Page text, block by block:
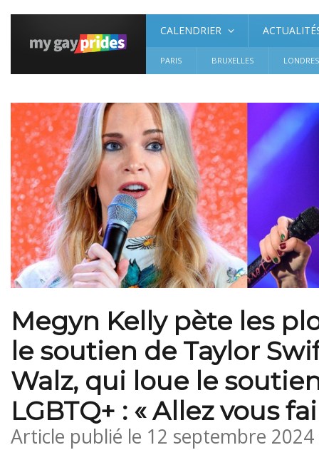
CALENDRIER
PARIS BRUXELLES LONDRES
Megyn Kelly pète les
le soutien de Taylor
Walz, qui loue le
LGBTQ+ : « Allez vous
Article publié le 12 septembre